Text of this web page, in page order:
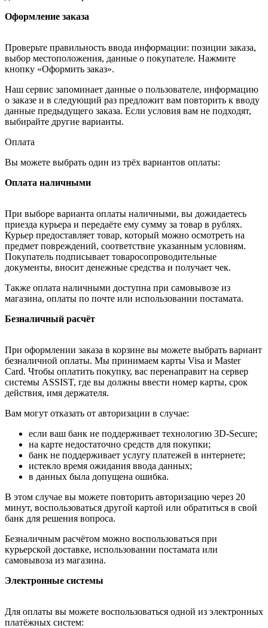
Оформление заказа
Проверьте правильность ввода информации: позиции заказа,
выбор местоположения, данные о покупателе. Нажмите
кнопку «Оформить заказ».
Наш сервис запоминает данные о пользователе, информацию
о заказе и в следующий раз предложит вам повторить к вводу
данные предыдущего заказа. Если условия вам не подходят,
выбирайте другие варианты.
Оплата
Вы можете выбрать один из трёх вариантов оплаты:
Оплата наличными
При выборе варианта оплаты наличными, вы дожидаетесь
приезда курьера и передаёте ему сумму за товар в рублях.
Курьер предоставляет товар, который можно осмотреть на
предмет повреждений, соответствие указанным условиям.
Покупатель подписывает товаросопроводительные
документы, вносит денежные средства и получает чек.
Также оплата наличными доступна при самовывозе из
магазина, оплаты по почте или использовании постамата.
Безналичный расчёт
При оформлении заказа в корзине вы можете выбрать вариант
безналичной оплаты. Мы принимаем карты Visa и Master
Card. Чтобы оплатить покупку, вас перенаправит на сервер
системы ASSIST, где вы должны ввести номер карты, срок
действия, имя держателя.
Вам могут отказать от авторизации в случае:
если ваш банк не поддерживает технологию 3D-Secure;
на карте недостаточно средств для покупки;
банк не поддерживает услугу платежей в интернете;
истекло время ожидания ввода данных;
в данных была допущена ошибка.
В этом случае вы можете повторить авторизацию через 20
минут, воспользоваться другой картой или обратиться в свой
банк для решения вопроса.
Безналичным расчётом можно воспользоваться при
курьерской доставке, использовании постамата или
самовывоза из магазина.
Электронные системы
Для оплаты вы можете воспользоваться одной из электронных
платёжных систем: